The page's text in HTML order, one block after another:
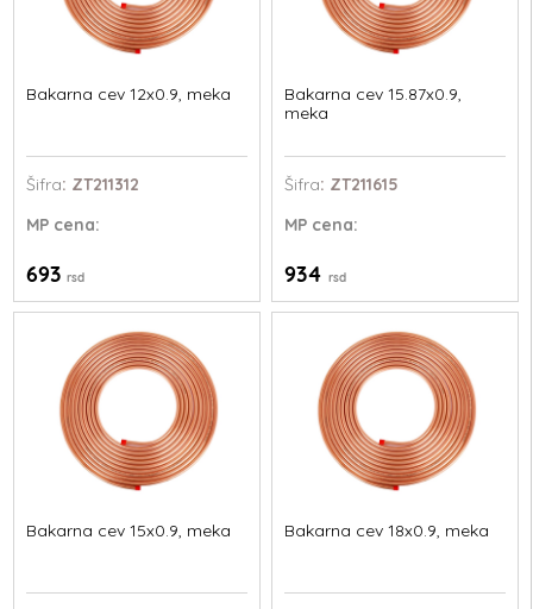
Bakarna cev 12x0.9, meka
Šifra: ZT211312
MP cena:
693rsd
Bakarna cev 15.87x0.9,
meka
Šifra: ZT211615
MPcena:
934 rsd
Bakarna cev 15x0.9, meka Bakarna cev 18x0.9, meka